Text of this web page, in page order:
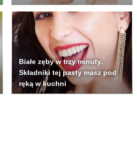
Białe zęby w trzy minuty.
Składniki tej pasty masz pod
ręką w kuchni